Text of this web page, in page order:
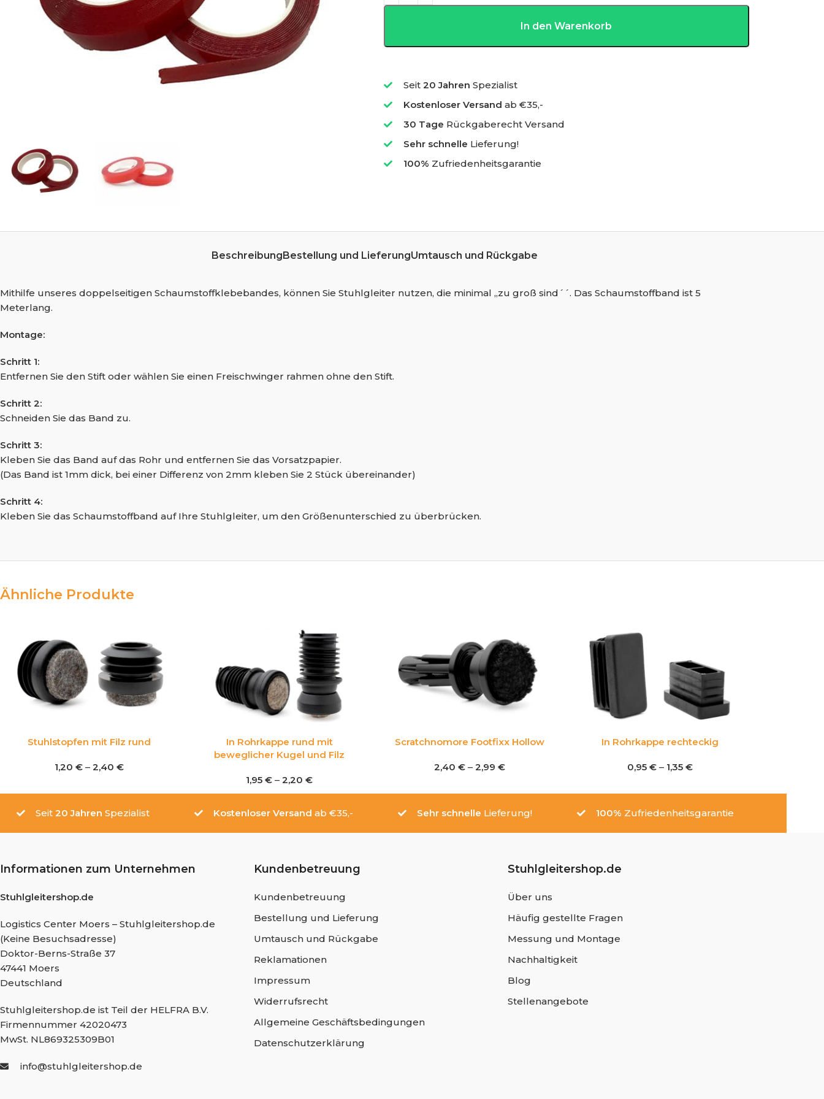
In den Warenkorb
Seit20 Jahren Spezialist
Kostenloser Versand ab €35,-
30 Tage Rückgaberecht Versand
Sehr schnelle Lieferung!
100% Zufriedenheitsgarantie
BeschreibungBestellung und LieferungUmtausch und Rückgabe
Mithilfe unseres doppelseitigen Schaumstoffklebebandes, können Sie Stuhlgleiter nutzen, die minimal ,,zu groß sind´´. Das Schaumstoffband ist 5
Meterlang.
Montage:
Schritt 1:
Entfernen Sie den Stift oder wählen Sie einen Freischwinger rahmen ohne den Stift.
Schritt 2:
Schneiden Sie das Band zu.
Schritt 3:
Kleben Sie das Band auf das Rohr und entfernen Sie das Vorsatzpapier.
(Das Band ist 1mm dick, bei einer Differenz von 2mm kleben Sie 2 Stück übereinander)
Schritt 4:
Kleben Sie das Schaumstoffband auf Ihre Stuhlgleiter, um den Größenunterschied zu überbrücken.
Ähnliche Produkte
Stuhlstopfen mit Filz rund
1,20 € – 2,40 €
In Rohrkappe rund mit
beweglicher Kugel und Filz
1,95€ –2,20€
Scratchnomore Footfixx Hollow
2,40€ –2,99€
In Rohrkappe rechteckig
0,95€ – 1,35€
Seit 20 Jahren Spezialist Kostenloser Versand ab €35,- Sehr schnelle Lieferung! 100% Zufriedenheitsgarantie
Informationen zum Unternehmen
Stuhlgleitershop.de
Logistics Center Moers – Stuhlgleitershop.de
(Keine Besuchsadresse)
Doktor-Berns-Straße 37
47441 Moers
Deutschland
Stuhlgleitershop.de ist Teil der HELFRA B.V.
Firmennummer 42020473
MwSt. NL869325309B01
info@stuhlgleitershop.de
Kundenbetreuung
Kundenbetreuung
Bestellung und Lieferung
Umtausch und Rückgabe
Reklamationen
Impressum
Widerrufsrecht
Allgemeine Geschäftsbedingungen
Datenschutzerklärung
Stuhlgleitershop.de
Über uns
Häufig gestellte Fragen
Messung und Montage
Nachhaltigkeit
Blog
Stellenangebote